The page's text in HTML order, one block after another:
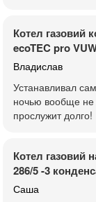
Котел газовий
ecoTEC pro
Владислав
Устанавливал
ночью вообще
прослужит долго!
Котел газовий
286/5 -3
Саша